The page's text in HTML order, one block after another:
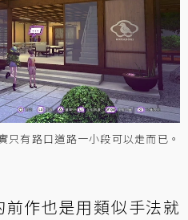
有路口道路一小段可以走而已。
作也是用類似手法就